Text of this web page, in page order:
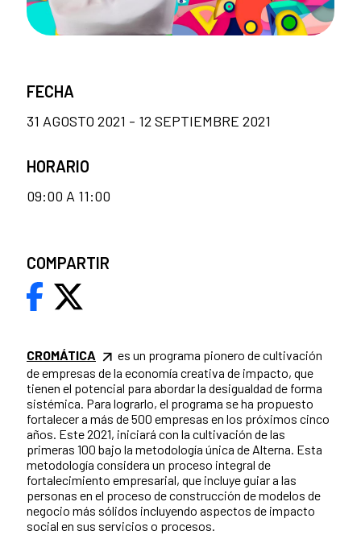
CROMÁTICA
es un programa pionero de cultivación
de empresas de la economía creativa de impacto, que
tienen el potencial para abordar la desigualdad de forma
sistémica. Para lograrlo, el programa se ha propuesto
fortalecer a más de 500 empresas en los próximos cinco
años. Este 2021, iniciará con la cultivación de las
primeras 100 bajo la metodología única de Alterna. Esta
metodología considera un proceso integral de
fortalecimiento empresarial, que incluye guiar a las
personas en el proceso de construcción de modelos de
negocio más sólidos incluyendo aspectos de impacto
social en sus servicios o procesos.
FECHA
31 AGOSTO 2021 - 12 SEPTIEMBRE 2021
HORARIO
09:00 A 11:00
COMPARTIR